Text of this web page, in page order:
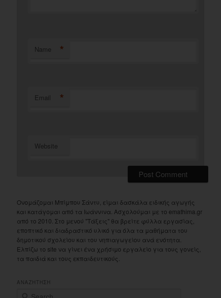
Name *
Email *
Website
Ονομάζομαι Μπίμπου Σάντυ, είμαι δασκάλα ειδικής αγωγής
και κατάγομαι από τα Ιωάννινα. Ασχολούμαι με το emathima.gr
από το 2010. Στο μενού "Τάξεις" θα βρείτε φύλλα εργασίας,
εποπτικό και διαδραστικό υλικό για όλα τα μαθήματα του
δημοτικού σχολείου και του νηπιαγωγείου ανά ενότητα.
Ελπίζω το site να γίνει ένα χρήσιμο εργαλείο για τους γονείς,
τα παιδιά και τους εκπαιδευτικούς.
ΑΝΑΖΗΤΗΣΗ